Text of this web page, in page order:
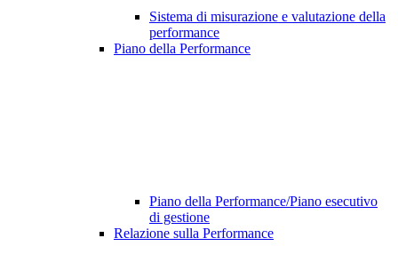
Sistema di misurazione e valutazione della
performance
Piano della Performance
Piano della Performance/Piano esecutivo
di gestione
Relazione sulla Performance